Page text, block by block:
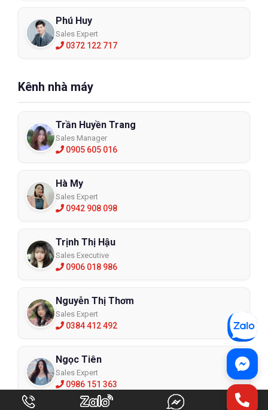
Phú Huy
Sales Expert
0372 122 717
Kênh nhà máy
Trần Huyền Trang
Sales Manager
0905 605 016
Hà My
Sales Expert
0942 908 098
Trịnh Thị Hậu
Sales Executive
0906 018 986
Nguyễn Thị Thơm
Sales Expert
0384 412 492
Ngọc Tiên
Sales Expert
0986 151 363